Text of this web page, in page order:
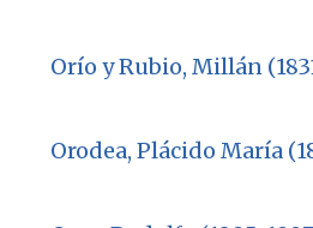
Orío y Rubio, Millán
Orodea, Plácido María